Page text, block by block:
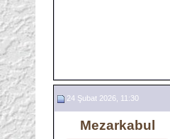
24 Şubat 2026, 11:30
Mezarkabul